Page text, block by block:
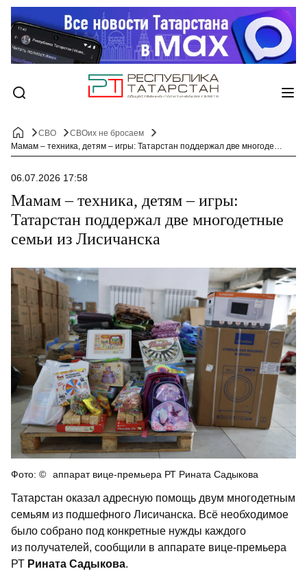
СВО
СВОих не бросаем
Мамам – техника, детям – игры: Татарстан поддержал две многодетные семьи из Лисичанска
06.07.2026 17:58
Мамам – техника, детям – игры:
Татарстан поддержал две многодетные
семьи из Лисичанска
аппарат вице-премьера РТ Рината Садыкова
Татарстан оказал адресную помощь двум многодетным
семьям из подшефного Лисичанска. Всё необходимое
было собрано под конкретные нужды каждого
из получателей, сообщили в аппарате вице-премьера
РТ Рината Садыкова.